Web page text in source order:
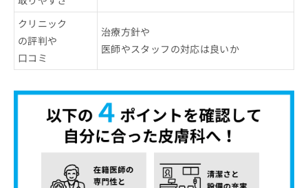
クリニック
の評判や
口コミ
治療方針や
医師やスタッフの対応は良いか